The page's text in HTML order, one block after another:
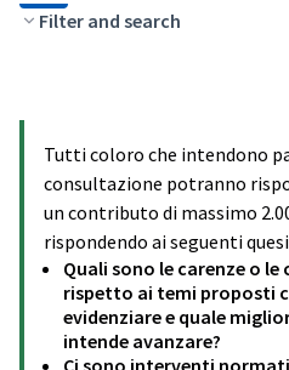
Filter and search
Tutti coloro che intendono
consultazione potranno
un contributo di massimo
rispondendo ai seguenti
Quali sono le carenze o
rispetto ai temi proposti
evidenziare e quale
intende avanzare?
Ci sono interventi